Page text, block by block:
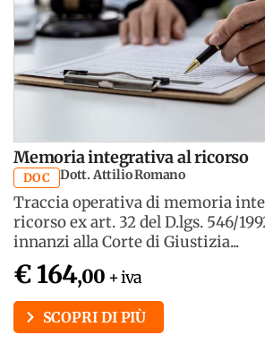
Memoria integrativa al ricorso
DOC Dott. Attilio Romano
Traccia operativa di memoria
ricorso ex art. 32 del D.lgs. 546/
innanzi alla Corte di Giustizia...
€ 164,00 + iva
SCOPRI DI PIÙ